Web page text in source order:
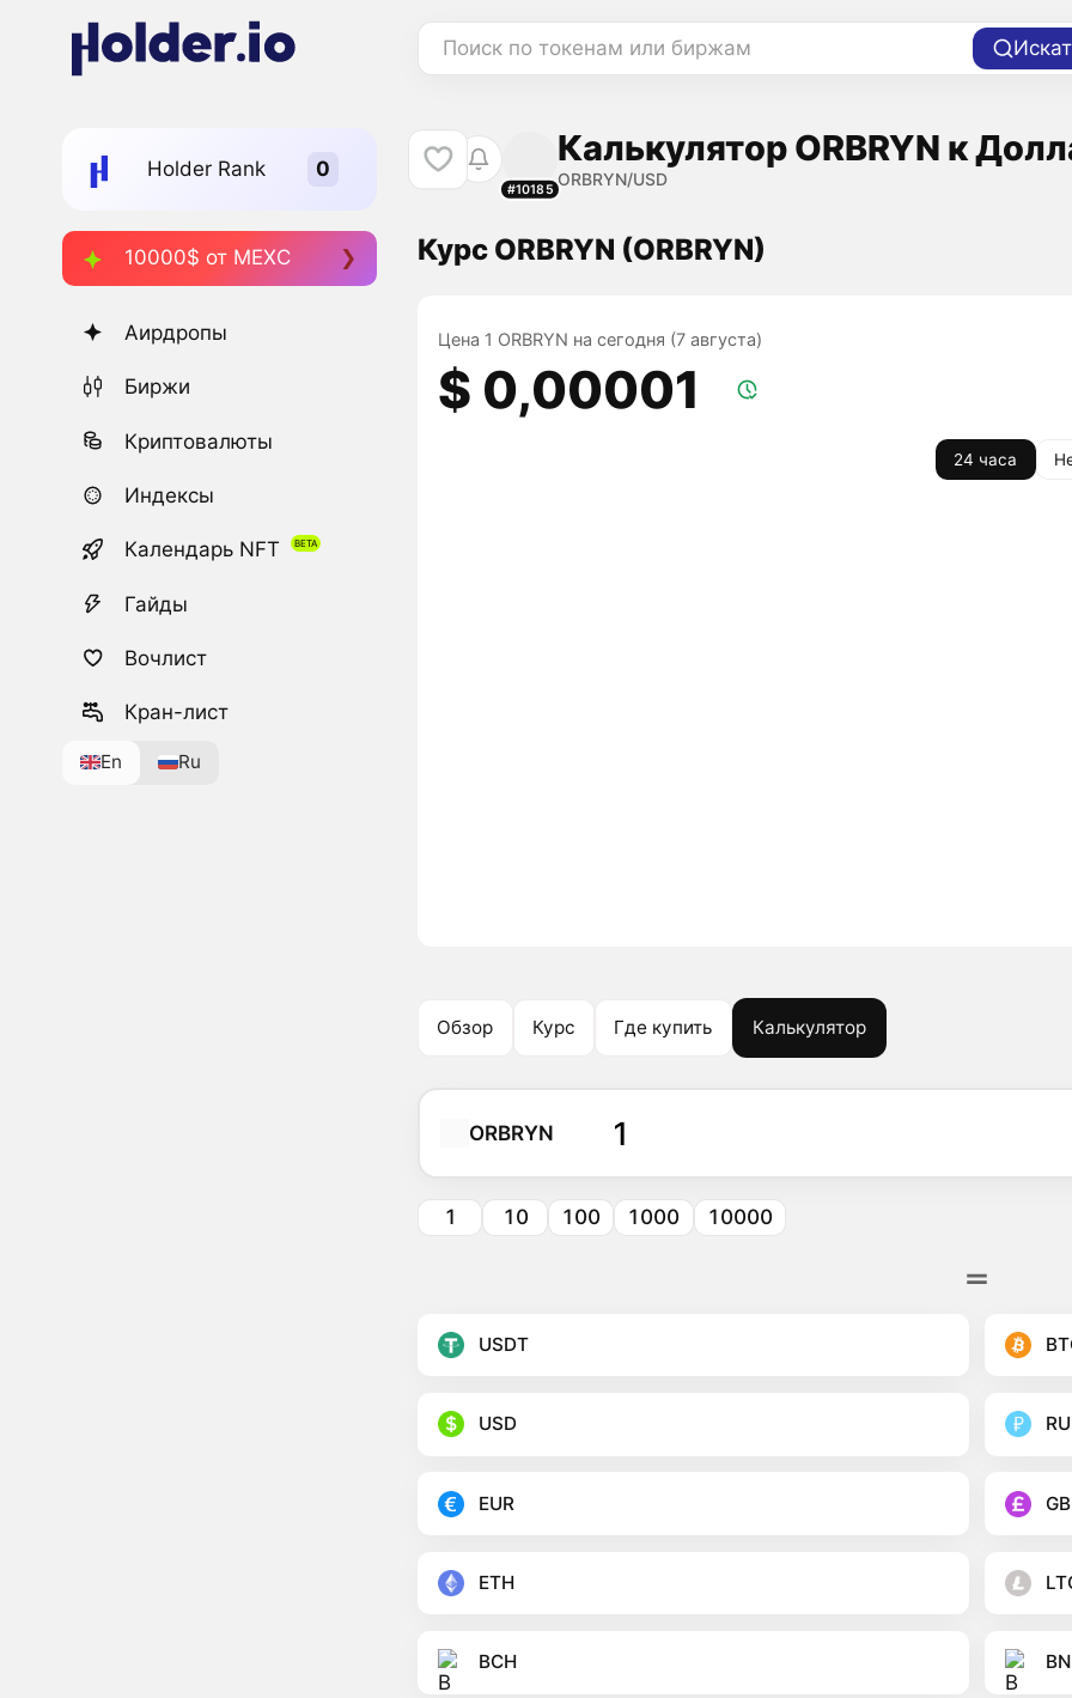
Поиск по токенам или биржам
Holder Rank
10000$ от MEXC
Аирдропы
Биржи
Криптовалюты
Индексы
Календарь NFT
Гайды
Вочлист
Кран-лист
En Ru
#10185
Калькулятор ORBRYN к
ORBRYN/USD
Курс ORBRYN (ORBRYN)
Цена 1 ORBRYN на сегодня (7 августа)
$ 0,00001
24 часа
Обзор Курс Где купить Калькулятор
ORBRYN
1 10 100 1000 10000
USDT
USD
EUR
ETH
BCH